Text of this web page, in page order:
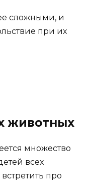
сложными, и
при их
животных
множество
всех
про